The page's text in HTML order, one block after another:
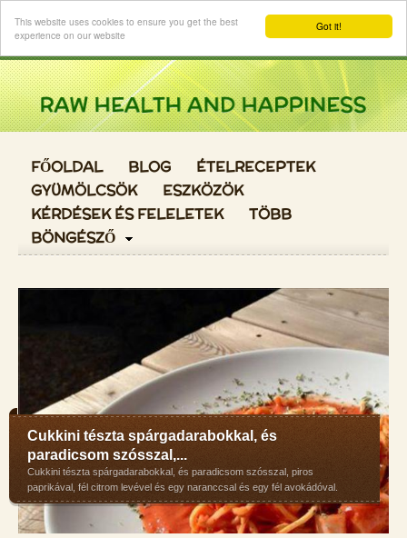
Got it!
This website uses cookies to ensure you get the best
experience on our website
Login
FŐOLDAL BLOG
ÉTELRECEPTEK
GYÜMÖLCSÖK
ESZKÖZÖK
KÉRDÉSEK ÉS FELELETEK
TÖBB
BÖNGÉSZŐ
Cukkini tészta spárgadarabokkal, és
paradicsom szósszal,...
Cukkini tészta spárgadarabokkal, és paradicsom szósszal, piros
paprikával, fél citrom levével és egy naranccsal és egy fél avokádóval.